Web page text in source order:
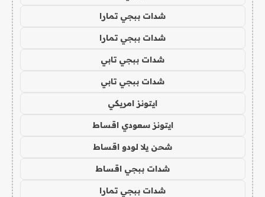
شدات ببجي تمارا
شدات ببجي تمارا
شدات ببجي تابي
شدات ببجي تابي
ايتونز امريكي
ايتونز سعودي اقساط
شحن يلا لودو اقساط
شدات ببجي اقساط
شدات ببجي تمارا